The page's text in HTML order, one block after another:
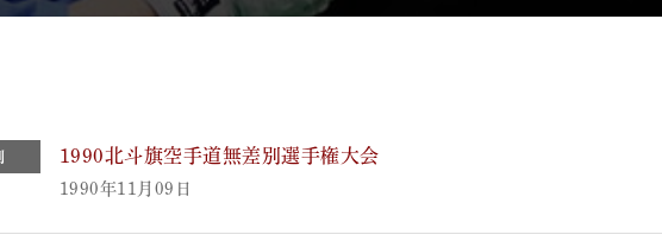
1990北斗旗空手道無差別選手権大会
1990年11月09日